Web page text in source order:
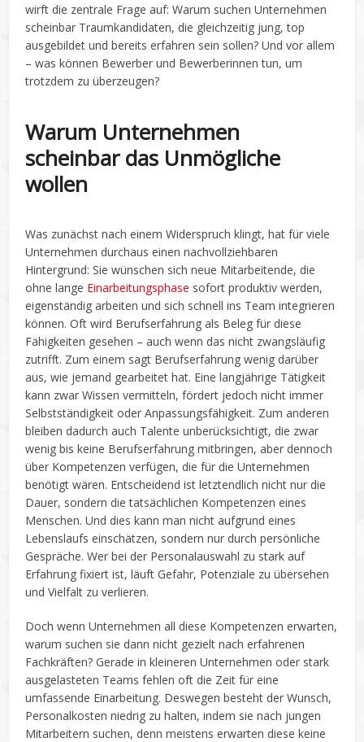
wirft die zentrale Frage auf: Warum suchen Unternehmen
scheinbar Traumkandidaten, die gleichzeitig jung, top
ausgebildet und bereits erfahren sein sollen? Und vor allem
– was können Bewerber und Bewerberinnen tun, um
trotzdem zu überzeugen?
Warum Unternehmen
scheinbar das Unmögliche
wollen
Was zunächst nach einem Widerspruch klingt, hat für viele
Unternehmen durchaus einen nachvollziehbaren
Hintergrund: Sie wünschen sich neue Mitarbeitende, die
ohne lange Einarbeitungsphase sofort produktiv werden,
eigenständig arbeiten und sich schnell ins Team integrieren
können. Oft wird Berufserfahrung als Beleg für diese
Fähigkeiten gesehen – auch wenn das nicht zwangsläufig
zutrifft. Zum einem sagt Berufserfahrung wenig darüber
aus, wie jemand gearbeitet hat. Eine langjährige Tätigkeit
kann zwar Wissen vermitteln, fördert jedoch nicht immer
Selbstständigkeit oder Anpassungsfähigkeit. Zum anderen
bleiben dadurch auch Talente unberücksichtigt, die zwar
wenig bis keine Berufserfahrung mitbringen, aber dennoch
über Kompetenzen verfügen, die für die Unternehmen
benötigt wären. Entscheidend ist letztendlich nicht nur die
Dauer, sondern die tatsächlichen Kompetenzen eines
Menschen. Und dies kann man nicht aufgrund eines
Lebenslaufs einschätzen, sondern nur durch persönliche
Gespräche. Wer bei der Personalauswahl zu stark auf
Erfahrung fixiert ist, läuft Gefahr, Potenziale zu übersehen
und Vielfalt zu verlieren.
Doch wenn Unternehmen all diese Kompetenzen erwarten,
warum suchen sie dann nicht gezielt nach erfahrenen
Fachkräften? Gerade in kleineren Unternehmen oder stark
ausgelasteten Teams fehlen oft die Zeit für eine
umfassende Einarbeitung. Deswegen besteht der Wunsch,
Personalkosten niedrig zu halten, indem sie nach jungen
Mitarbeitern suchen, denn meistens erwarten diese keine